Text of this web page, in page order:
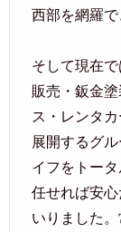
西部を網羅で
そして現在
販売・鈑金
ス・レンタ
展開するグ
イフをトー
任せれば安
いりました